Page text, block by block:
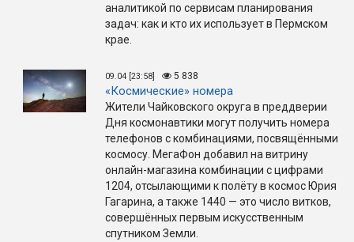
аналитикой по сервисам планирования
задач: как и кто их использует в Пермском
крае.
09.04 [23:58] 5 838
«Космические» номера
Жители Чайковского округа в преддверии
Дня космонавтики могут получить номера
телефонов с комбинациями, посвящёнными
космосу. МегаФон добавил на витрину
онлайн-магазина комбинации с цифрами
1204, отсылающими к полёту в космос Юрия
Гагарина, а также 1440 — это число витков,
совершённых первым искусственным
спутником Земли.